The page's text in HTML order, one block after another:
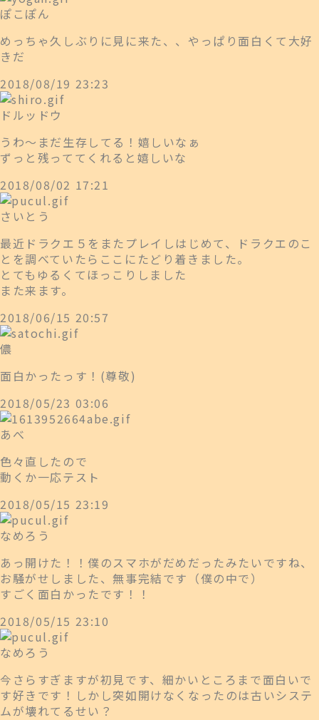
ぽこぽん
めっちゃ久しぶりに見に来た、、やっぱり面白くて大好
きだ
2018/08/19 23:23
ドルッドウ
うわ～まだ生存してる！嬉しいなぁ
ずっと残っててくれると嬉しいな
2018/08/02 17:21
さいとう
最近ドラクエ５をまたプレイしはじめて、ドラクエのこ
とを調べていたらここにたどり着きました。
とてもゆるくてほっこりしました
また来ます。
2018/06/15 20:57
儂
面白かったっす！(尊敬)
2018/05/23 03:06
あべ
色々直したので
動くか一応テスト
2018/05/15 23:19
なめろう
あっ開けた！！僕のスマホがだめだったみたいですね、
お騒がせしました、無事完結です（僕の中で）
すごく面白かったです！！
2018/05/15 23:10
なめろう
今さらすぎますが初見です、細かいところまで面白いで
す好きです！しかし突如開けなくなったのは古いシステ
ムが壊れてるせい？